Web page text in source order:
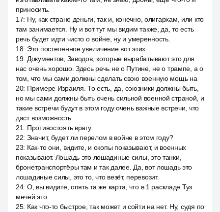
приносить.
17: Ну, как стране деньги, так и, конечно, олигархам, или кто
там занимается. Ну и вот тут мы видим также, да, то есть
речь будет идти чисто о войне, ну и умеренность.
18: Это постепенное увеличение вот этих
19: Документов, Заводов, которые вырабатывают это для
нас очень хорошо. Здесь речь не о Путине, не о трампе, а о
том, что мы сами должны сделать свою военную мощь на
20: Примере Израиля. То есть, да, союзники должны быть,
но мы сами должны быть очень сильной военной страной, и
такие встречи будут в этом году очень важные встречи, что
даст возможность
21: Противостоять врагу.
22: Значит, будет ли перелом в войне в этом году?
23: Как-то они, видите, и окопы показывают, и военных
показывают. Лошадь это лошадиные силы, это танки,
бронетранспортёры там и так далее. Да, вот лошадь это
лошадиные силы, это то, что везёт, перевозит.
24: О, вы видите, опять та же карта, что в 1 раскладе Туз
мечей это
25: Как что-то быстрое, так может и сойти на нет. Ну, судя по